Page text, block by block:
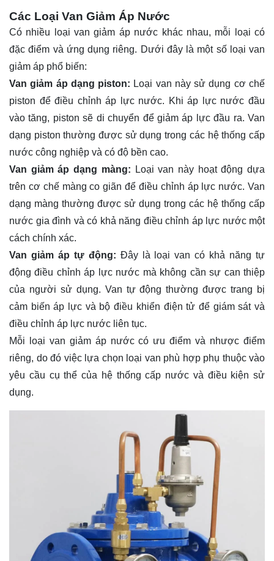
Các Loại Van Giảm Áp Nước
Có nhiều loại van giảm áp nước khác nhau, mỗi loại có
đặc điểm và ứng dụng riêng. Dưới đây là một số loại van
giảm áp phổ biến:
Van giảm áp dạng piston: Loại van này sử dụng cơ chế
piston để điều chỉnh áp lực nước. Khi áp lực nước đầu
vào tăng, piston sẽ di chuyển để giảm áp lực đầu ra. Van
dạng piston thường được sử dụng trong các hệ thống cấp
nước công nghiệp và có độ bền cao.
Van giảm áp dạng màng: Loại van này hoạt động dựa
trên cơ chế màng co giãn để điều chỉnh áp lực nước. Van
dạng màng thường được sử dụng trong các hệ thống cấp
nước gia đình và có khả năng điều chỉnh áp lực nước một
cách chính xác.
Van giảm áp tự động: Đây là loại van có khả năng tự
động điều chỉnh áp lực nước mà không cần sự can thiệp
của người sử dụng. Van tự động thường được trang bị
cảm biến áp lực và bộ điều khiển điện tử để giám sát và
điều chỉnh áp lực nước liên tục.
Mỗi loại van giảm áp nước có ưu điểm và nhược điểm
riêng, do đó việc lựa chọn loại van phù hợp phụ thuộc vào
yêu cầu cụ thể của hệ thống cấp nước và điều kiện sử
dụng.